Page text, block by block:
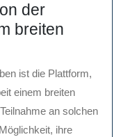
der
breiten
ist die Plattform,
einem breiten
an solchen
ihre